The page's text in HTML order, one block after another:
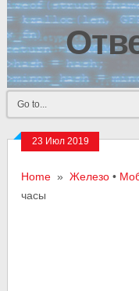
23 Июл 2019
Home »Железо •
часы